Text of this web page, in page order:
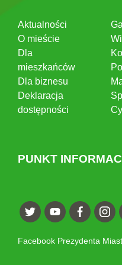
Aktualności
O mieście
Dla
mieszkańców
Dla biznesu
Deklaracja
dostępności
PUNKT
Facebook Prezydenta